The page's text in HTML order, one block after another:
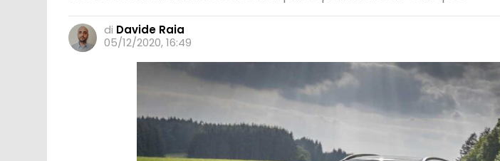
di Davide Raia
05/12/2020, 16:49